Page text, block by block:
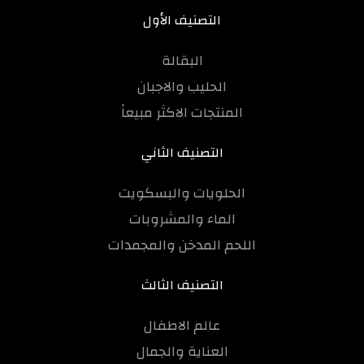
التصنيف الأول
البقالة
الحليب والاجبان
المنتجات الاكثر مبيعاً
التصنيف الثاني
الحلويات والبسكويت
الماء والمشروبات
اللحم المدخن والمجمدات
التصنيف الثالث
عالم الاطفال
العناية والجمال